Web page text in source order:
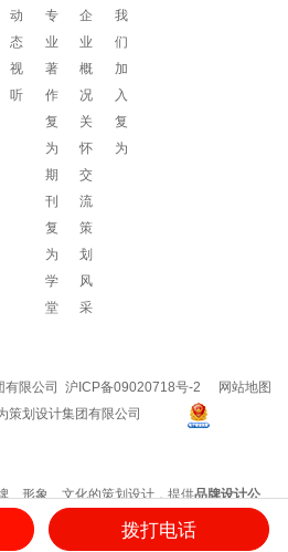
动
态
视
听
专
业
著
作
复
为
期
刊
复
为
学
堂
企
业
概
况
关
怀
交
流
策
划
风
采
我
们
加
入
复
为
网站地图
有限公司 沪ICP备09020718号-2
为策划设计集团有限公司
、形象、文化的策划设计，提供品牌设计公
文化建设方案 品牌策划方案/企业logo设计
力！
拨打电话